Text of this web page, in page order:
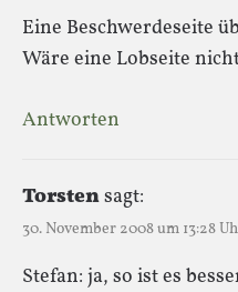
Eine Beschwerdeseite
Wäre eine Lobseite
Antworten
Torstensagt:
30. November 2008 um 13:28
Stefan: ja, so ist es